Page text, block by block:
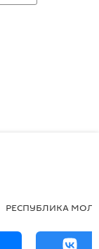
РЕСПУБЛИКА